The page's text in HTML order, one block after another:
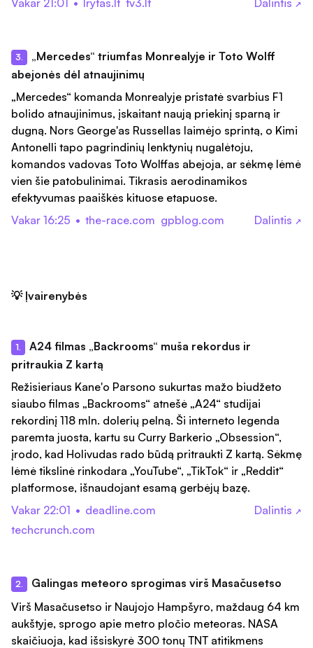
Vakar 21:01 • lrytas.lt tv3.lt Dalintis ↗
3.
„Mercedes“ triumfas Monrealyje ir Toto Wolff
abejonės dėl atnaujinimų
„Mercedes“ komanda Monrealyje pristatė svarbius F1
bolido atnaujinimus, įskaitant naują priekinį sparną ir
dugną. Nors George'as Russellas laimėjo sprintą, o Kimi
Antonelli tapo pagrindinių lenktynių nugalėtoju,
komandos vadovas Toto Wolffas abejoja, ar sėkmę lėmė
vien šie patobulinimai. Tikrasis aerodinamikos
efektyvumas paaiškės kituose etapuose.
Vakar 16:25 • the-race.com gpblog.com Dalintis ↗
💡 Įvairenybės
1.
A24 filmas „Backrooms“ muša rekordus ir
pritraukia Z kartą
Režisieriaus Kane'o Parsono sukurtas mažo biudžeto
siaubo filmas „Backrooms“ atnešė „A24“ studijai
rekordinį 118 mln. dolerių pelną. Ši interneto legenda
paremta juosta, kartu su Curry Barkerio „Obsession“,
įrodo, kad Holivudas rado būdą pritraukti Z kartą. Sėkmę
lėmė tikslinė rinkodara „YouTube“, „TikTok“ ir „Reddit“
platformose, išnaudojant esamą gerbėjų bazę.
Vakar 22:01 • deadline.com
techcrunch.com
Dalintis ↗
2.
Galingas meteoro sprogimas virš Masačusetso
Virš Masačusetso ir Naujojo Hampšyro, maždaug 64 km
aukštyje, sprogo apie metro pločio meteoras. NASA
skaičiuoja, kad išsiskyrė 300 tonų TNT atitikmens